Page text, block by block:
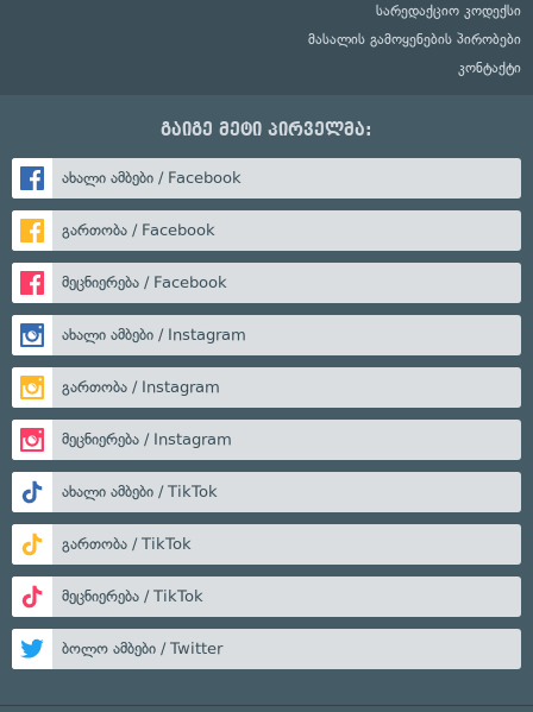
სარედაქციო კოდექსი
მასალის გამოყენების პირობები
კონტაქტი
გაიგე მეტი პირველმა:
ახალი ამბები / Facebook
გართობა / Facebook
მეცნიერება / Facebook
ახალი ამბები / Instagram
გართობა / Instagram
მეცნიერება / Instagram
ახალი ამბები / TikTok
გართობა / TikTok
მეცნიერება / TikTok
ბოლო ამბები / Twitter